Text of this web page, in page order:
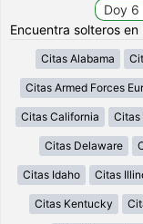
Encuentra solteros
Citas Alabama
Citas Armed Forces
Citas California Citas
Citas Delaware
Citas Idaho Citas
Citas Kentucky